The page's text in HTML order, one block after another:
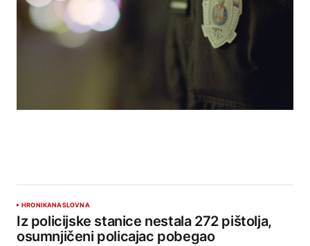
HRONIKANASLOVNA
Iz policijske stanice nestala 272 pištolja,
osumnjičeni policajac pobegao